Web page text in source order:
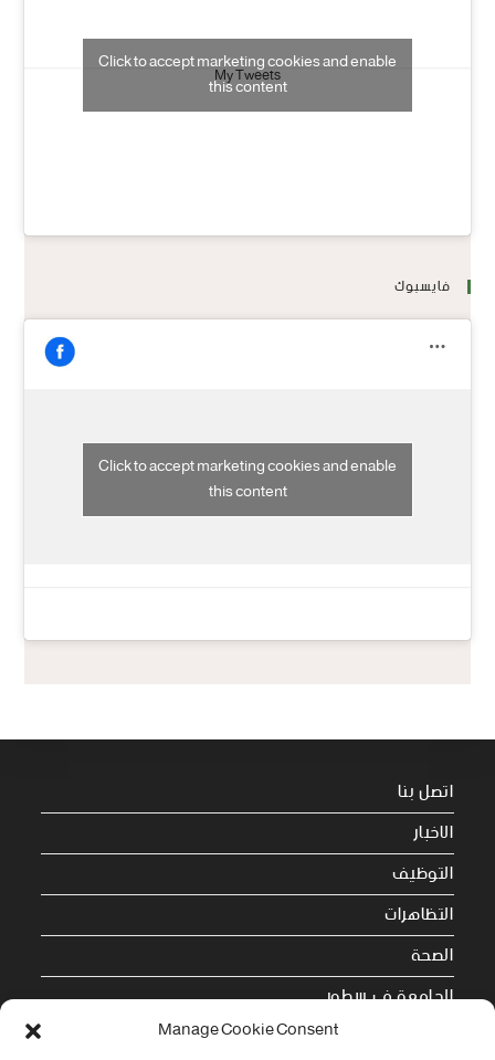
Manage Cookie Consent
My Tweets
Click to accept marketing cookies and enable
this content
فايسبوك
Click to accept marketing cookies and enable
this content
اتصل بنا
الاخبار
التوظيف
التظاهرات
الصحة
الجامعة في سطور
Cookie Policy (EU)